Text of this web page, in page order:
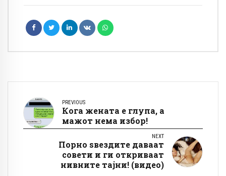
PREVIOUS
Кога жената е глупа, а
мажот нема избор!
NEXT
Порно ѕвездите даваат
совети и ги откриваат
нивните тајни! (видео)